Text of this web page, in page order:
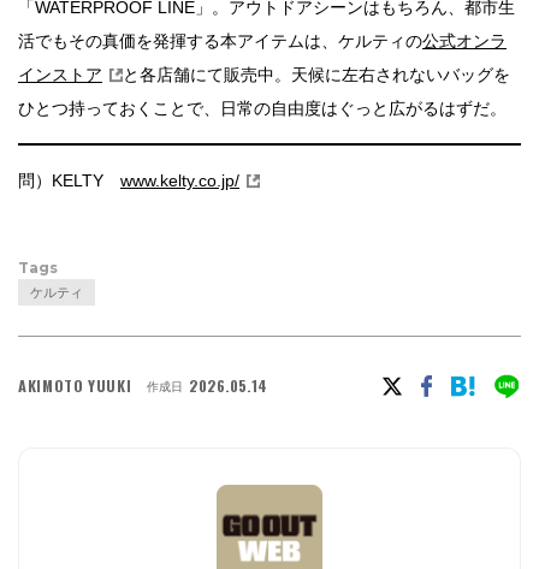
「WATERPROOF LINE」。アウトドアシーンはもちろん、都市生
活でもその真価を発揮する本アイテムは、ケルティの公式オンラ
インストア
と各店舗にて販売中。天候に左右されないバッグを
ひとつ持っておくことで、日常の自由度はぐっと広がるはずだ。
問）KELTY www.kelty.co.jp/
Tags
ケルティ
AKIMOTO YUUKI 作成日 2026.05.14